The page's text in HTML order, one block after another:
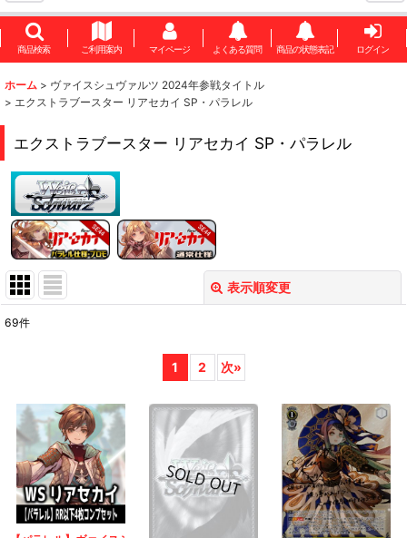
商品検索 ご利用案内 マイページ よくある質問 商品の状態表記 ログイン
ホーム > ヴァイスシュヴァルツ 2024年参戦タイトル
> エクストラブースター リアセカイ SP・パラレル
エクストラブースター リアセカイ SP・パラレル
表示順変更
並び順:
絞り込む
69件
1 2 次»